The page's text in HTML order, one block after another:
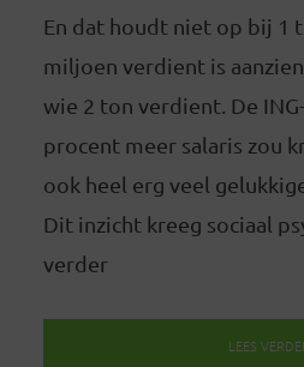
En dat houdt niet op bij 1
miljoen verdient is
wie 2 ton verdient. De
procent meer salaris zou
ook heel erg veel
Dit inzicht kreeg sociaal
verder
LEES